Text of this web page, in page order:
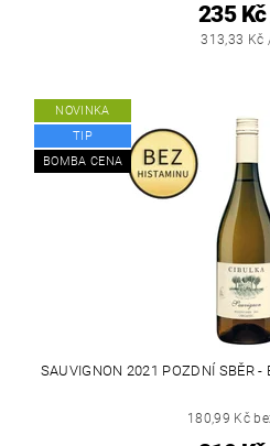
235 Kč
313,33 Kč /
NOVINKA
TIP
BOMBA CENA
SAUVIGNON 2021 POZDNÍ SBĚR -
180,99 Kč